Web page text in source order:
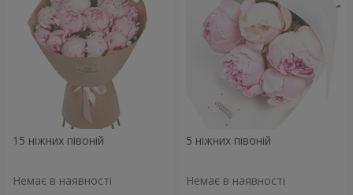
15 ніжних півоній
Немає в наявності
5 ніжних півоній
Немає в наявності